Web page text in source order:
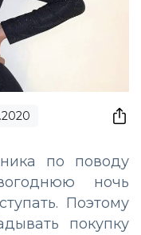
по поводу
ночь
Поэтому
покупку